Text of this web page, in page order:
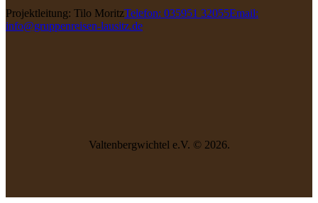
Projektleitung: Tilo MoritzTelefon: 035951 32055Email:
info@gruppenreisen-lausitz.de
Valtenbergwichtel e.V. © 2026.